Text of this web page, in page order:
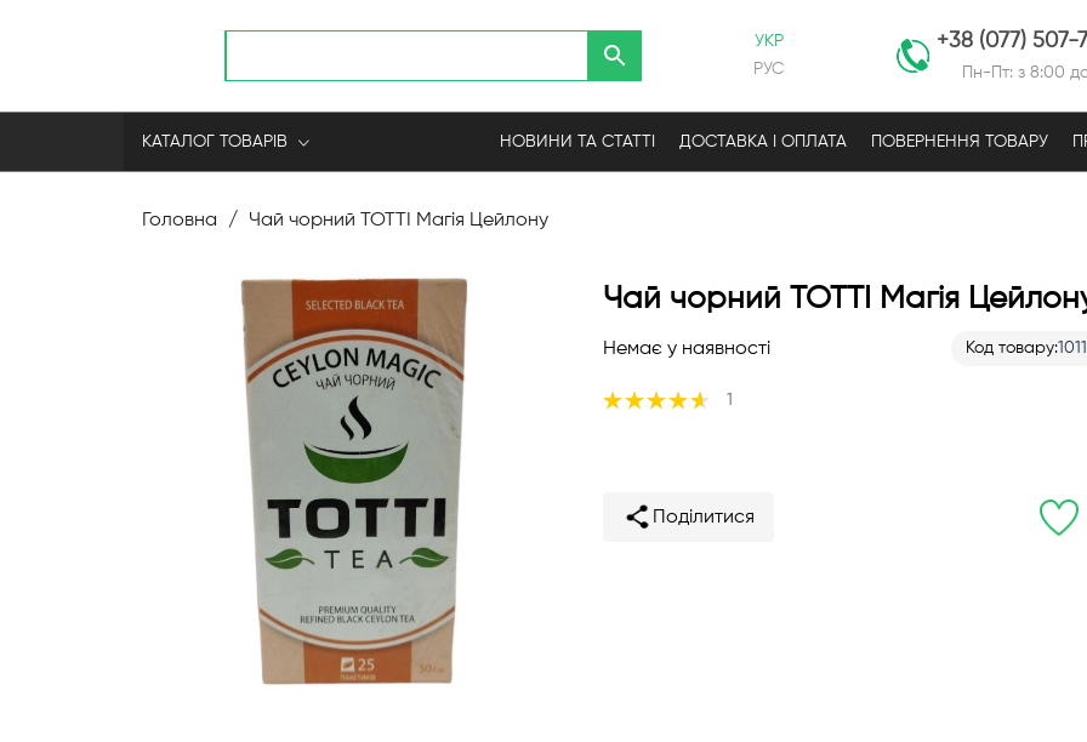
КАТАЛОГ ТОВАРІВ
УКР
РУС
+38 (077) 507-
Пн-Пт: з 8:00
НОВИНИ ТА СТАТТІ ДОСТАВКА І ОПЛАТА ПОВЕРНЕННЯ ТОВАРУ
Головна Чай чорний TOTTI Магія Цейлону
Чай чорний TOTTI Магія
Немає у наявності Код товару
Рейтинг:
1
Поділитися